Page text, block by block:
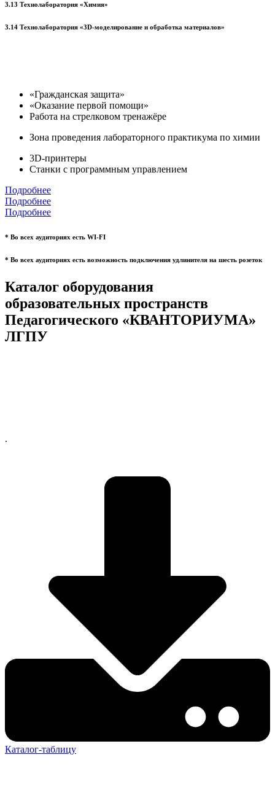
3.13 Технолаборатория «Химия»
3.14 Технолаборатория «3D-моделирование и обработка материалов»
«Гражданская защита»
«Оказание первой помощи»
Работа на стрелковом тренажёре
Зона проведения лабораторного практикума по химии
3D-принтеры
Станки с программным управлением
Подробнее
Подробнее
Подробнее
* Во всех аудиториях есть WI-FI
* Во всех аудиториях есть возможность подключения удлинителя на шесть розеток
Каталог оборудования
образовательных пространств
Педагогического «КВАНТОРИУМА»
ЛГПУ
.
Каталог-таблицу